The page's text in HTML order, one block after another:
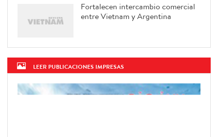
Fortalecen intercambio comercial
entre Vietnam y Argentina
LEER PUBLICACIONES IMPRESAS